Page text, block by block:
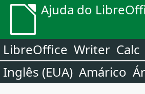
Ajuda do
LibreOffice Writer Calc
Inglês (EUA) Amárico